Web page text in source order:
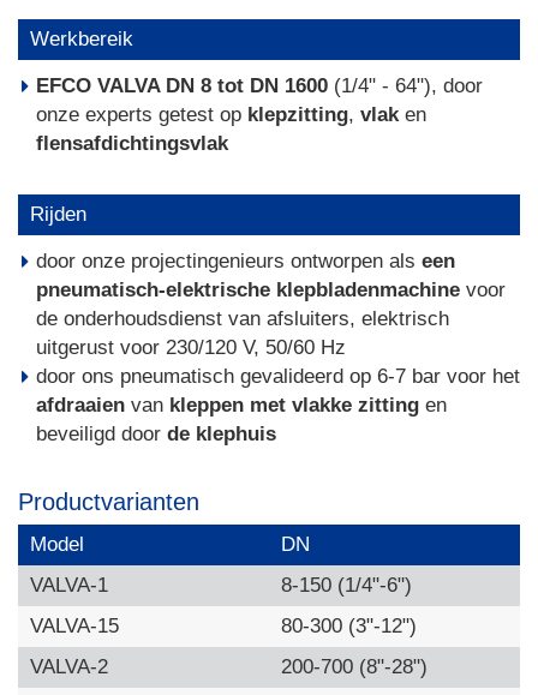
Werkbereik
EFCO VALVA DN 8 tot DN 1600 (1/4" - 64"), door
onze experts getest op klepzitting, vlaken
flensafdichtingsvlak
Rijden
door onze projectingenieurs ontworpen als een
pneumatisch-elektrische klepbladenmachine voor
de onderhoudsdienst van afsluiters, elektrisch
uitgerust voor 230/120 V, 50/60 Hz
door ons pneumatisch gevalideerd op 6-7 bar voor het
afdraaien van kleppen met vlakke zitting en
beveiligd door de klephuis
Productvarianten
Model
DN
VALVA-1
8-150 (1/4"-6")
VALVA-15
80-300 (3"-12")
VALVA-2
200-700 (8"-28")